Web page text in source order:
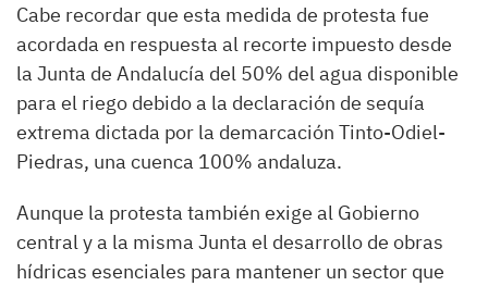
Cabe recordar que esta medida de protesta fue
acordada en respuesta al recorte impuesto desde
la Junta de Andalucía del 50% del agua disponible
para el riego debido a la declaración de sequía
extrema dictada por la demarcación Tinto-Odiel-
Piedras, una cuenca 100% andaluza.
Aunque la protesta también exige al Gobierno
central y a la misma Junta el desarrollo de obras
hídricas esenciales para mantener un sector que